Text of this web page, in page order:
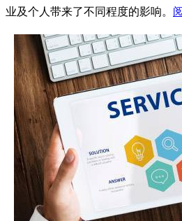
业及个人带来了不同程度的影响。